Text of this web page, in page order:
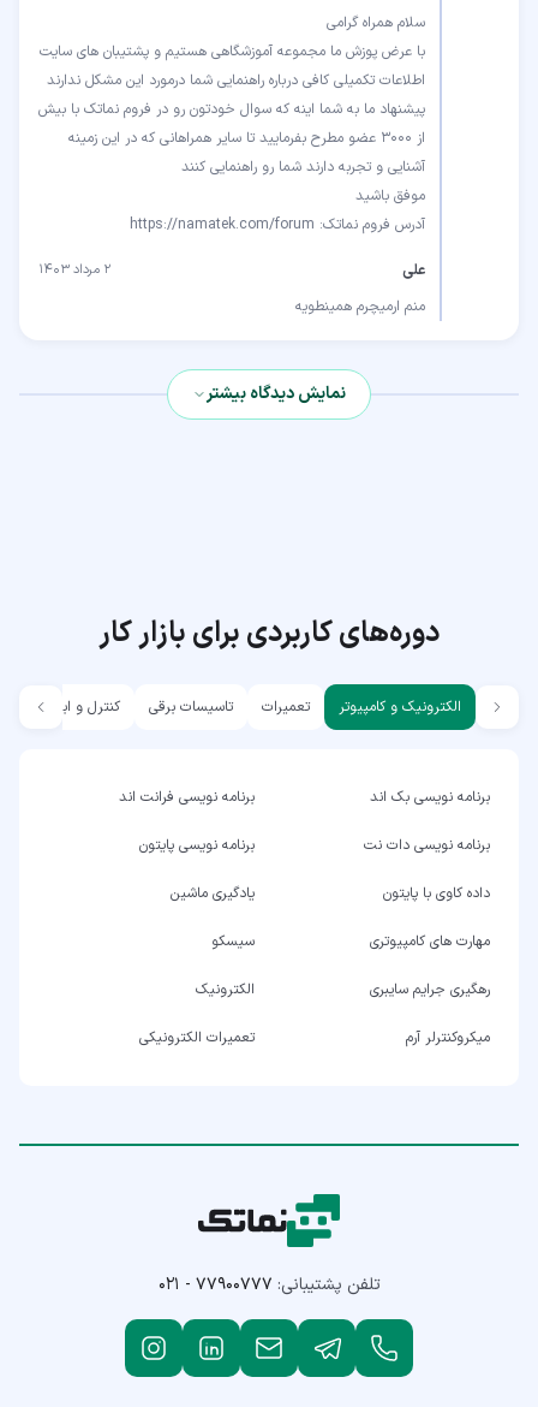
با عرض پوزش ما مجموعه آموزشگاهی هستیم و پشتیبان های سایت
پیشنهاد ما به شما اینه که سوال خودتون رو در فروم نماتک با بیش
از 3000 عضو مطرح بفرمایید تا سایر همراهانی که در این زمینه
آدرس فروم نماتک: https://namatek.com/forum
علی ۲ مرداد ۱۴۰۳
منم ارمیچرم همینطویه
نمایش دیدگاه بیشتر
دوره‌های کاربردی برای بازار کار
الکترونیک و کامپیوتر تعمیرات تاسیسات برقی کنترل و ابزار دقیق
برنامه نویسی بک اند برنامه نویسی فرانت اند
برنامه نویسی دات نت برنامه نویسی پایتون
داده کاوی با پایتون یادگیری ماشین
مهارت های کامپیوتری سیسکو
رهگیری جرایم سایبری الکترونیک
میکروکنترلر آرم تعمیرات الکترونیکی
تلفن پشتیبانی: ۰۲۱ - ۷۷۹۰۰۷۷۷